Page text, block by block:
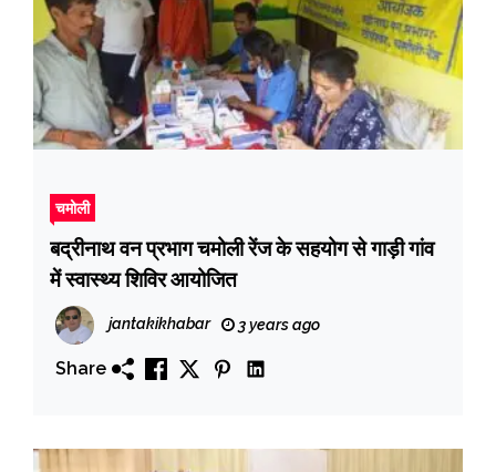
चमोली
बद्रीनाथ वन प्रभाग चमोली रेंज के सहयोग से गाड़ी गांव
में स्वास्थ्य शिविर आयोजित
jantakikhabar 3 years ago
Share